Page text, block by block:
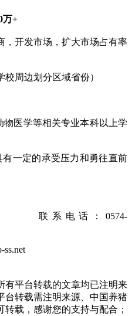
+
开发市场，扩大市场占有率
周边划分区域省份）
医学等相关专业本科以上学
一定的承受压力和勇往直前
系电话：0574-
有平台转载的文章均已注明来
台转载需注明来源、中国养猪
载，感谢您的支持与配合；